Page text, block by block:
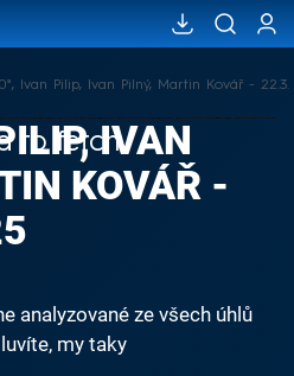
Ivan Pilip, Ivan Pilný, Martin Kovář - 22.3.
to fetchIVAN
KOVÁŘ -
analyzované ze všech úhlů
my taky